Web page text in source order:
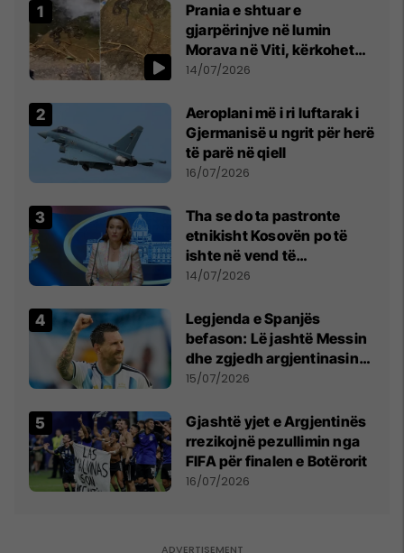
Prania e shtuar e
gjarpërinjve në lumin
Morava në Viti, kërkohet
kujdes nga qytetarët
14/07/2026
Aeroplani më i ri luftarak i
Gjermanisë u ngrit për herë
të parë në qiell
16/07/2026
Tha se do ta pastronte
etnikisht Kosovën po të
ishte në vend të
Millosheviqit, Lëvizja e
kërkon shkarkimin e
menjëhershëm të
Snezhana Paunoviq
14/07/2026
Legjenda e Spanjës
befason: Lë jashtë Messin
dhe zgjedh argjentinasin
më të mirë në botë
15/07/2026
Gjashtë yjet e Argjentinës
rrezikojnë pezullimin nga
FIFA për finalen e Botërorit
16/07/2026